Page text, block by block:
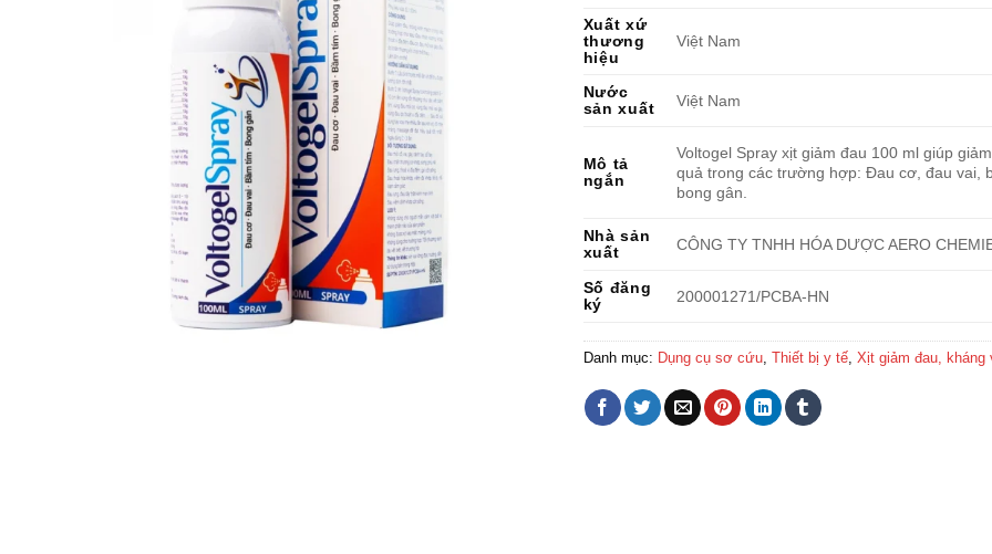
Xuất xứ
thương
hiệu
Việt Nam
Nước
sản xuất
Việt Nam
Mô tả
ngắn
Voltogel Spray xịt giảm đau 100 ml giúp
quả trong các trường hợp: Đau cơ, đau vai,
bong gân.
Nhà sản
xuất
CÔNG TY TNHH HÓA DƯỢC AERO
Số đăng
ký
200001271/PCBA-HN
Danh mục: Dụng cụ sơ cứu, Thiết bị y tế, Xịt giảm đau, kháng